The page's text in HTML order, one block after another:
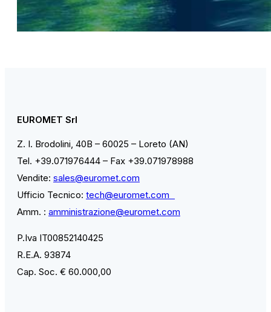
EUROMET Srl
Z. I. Brodolini, 40B – 60025 – Loreto (AN)
Tel. +39.071976444 – Fax +39.071978988
Vendite: sales@euromet.com
Ufficio Tecnico: tech@euromet.com
Amm. : amministrazione@euromet.com
P.Iva IT00852140425
R.E.A. 93874
Cap. Soc. € 60.000,00